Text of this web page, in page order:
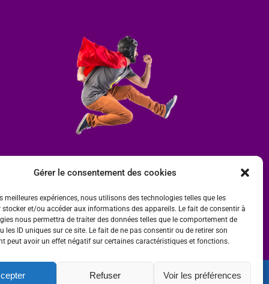
Gérer le consentement des cookies
meilleures expériences, nous utilisons des technologies telles que les
stocker et/ou accéder aux informations des appareils. Le fait de consentir à
nous permettra de traiter des données telles que le comportement de
les ID uniques sur ce site. Le fait de ne pas consentir ou de retirer son
peut avoir un effet négatif sur certaines caractéristiques et fonctions.
Refuser Voir les préférences